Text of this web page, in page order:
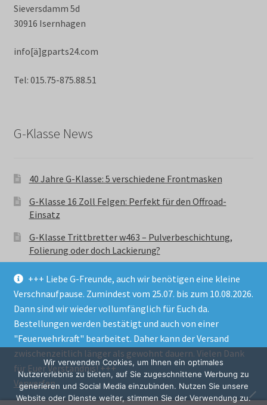
+++ Liebe G-Freunde, auch wir benötigen eine kleine
Verschnaufpause. Zumindest vom 25.07. bis zum 10.08.2026.
Dann sind wir wieder vollumfänglich für Euch da.
Bestellungen werden bestätigt und auch von einer
"Feuerwehrkraft" bearbeitet. Daher kann der Versand
zwischenzeitlich länger als gewohnt dauern. Vielen Dank
für Euer Verständnis! +++
Verwerfen
Sieversdamm 5d
30916 Isernhagen
info[ä]gparts24.com
Tel: 015.75-875.88.51
G-Klasse News
40 Jahre G-Klasse: 5 verschiedene Frontmasken
G-Klasse 16 Zoll Felgen: Perfekt für den Offroad-
Einsatz
G-Klasse Trittbretter w463 – Pulverbeschichtung,
Folierung oder doch Lackierung?
© GParts24 - G-Klasse w463 Trittbretter, Felgen,
Ersatzteile & Zubebehör.
Datenschutzerklärung
Alle Preise inkl. der gesetzlichen MwSt.
Wir verwenden Cookies, um Ihnen ein optimales
Nutzererlebnis zu bieten, auf Sie zugeschnittene Werbung zu
generieren und Social Media einzubinden. Nutzen Sie unsere
Website oder Dienste weiter, stimmen Sie der Verwendung zu.